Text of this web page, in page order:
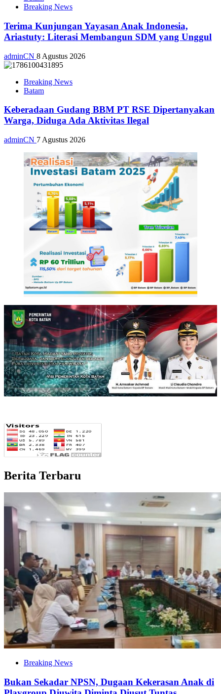
Breaking News
Terima Kunjungan Yayasan Anak Indonesia,
Ariastuty: Literasi Membangun SDM yang Unggul
adminCN 8 Agustus 2026
Breaking News
Batam
Keberadaan Gudang BBM PT RSE Dipertanyakan
Warga, Diduga Ada Aktivitas Ilegal
adminCN 7 Agustus 2026
Berita Terbaru
Breaking News
Bukan Sekadar NPSN, Dugaan Kekerasan Anak di